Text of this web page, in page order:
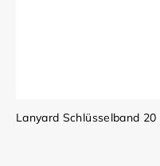
Lanyard Schlüsselband